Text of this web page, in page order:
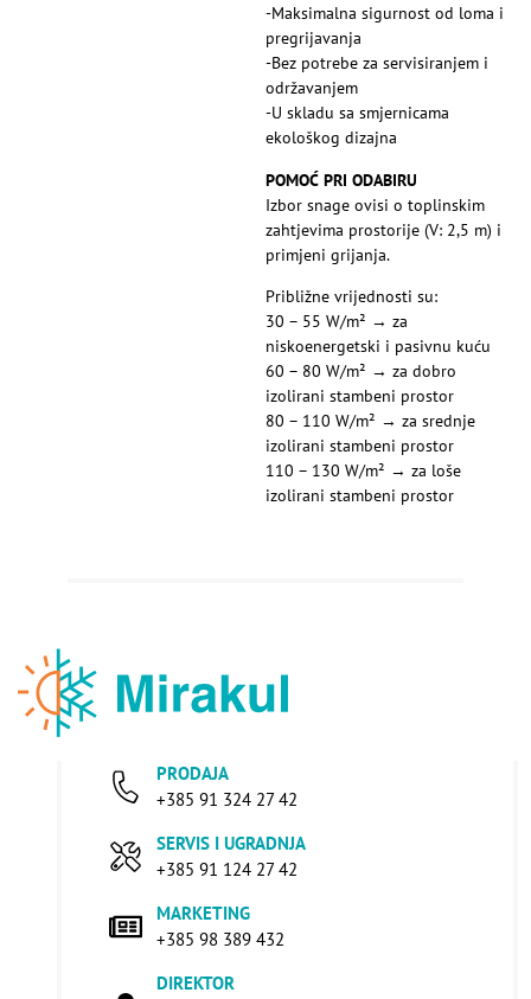
-Maksimalna sigurnost od loma i
pregrijavanja
-Bez potrebe za servisiranjem i
održavanjem
-U skladu sa smjernicama
ekološkog dizajna
POMOĆ PRI ODABIRU
Izbor snage ovisi o toplinskim
zahtjevima prostorije (V: 2,5 m) i
primjeni grijanja.
Približne vrijednosti su:
30 – 55 W/m² → za
niskoenergetski i pasivnu kuću
60 – 80 W/m² → za dobro
izolirani stambeni prostor
80 – 110 W/m² → za srednje
izolirani stambeni prostor
110 – 130 W/m² → za loše
izolirani stambeni prostor
PRODAJA
+385 91 324 27 42
SERVIS I UGRADNJA
+385 91 124 27 42
MARKETING
+385 98 389 432
DIREKTOR